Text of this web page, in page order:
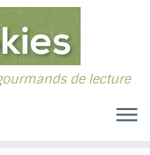
de lecture